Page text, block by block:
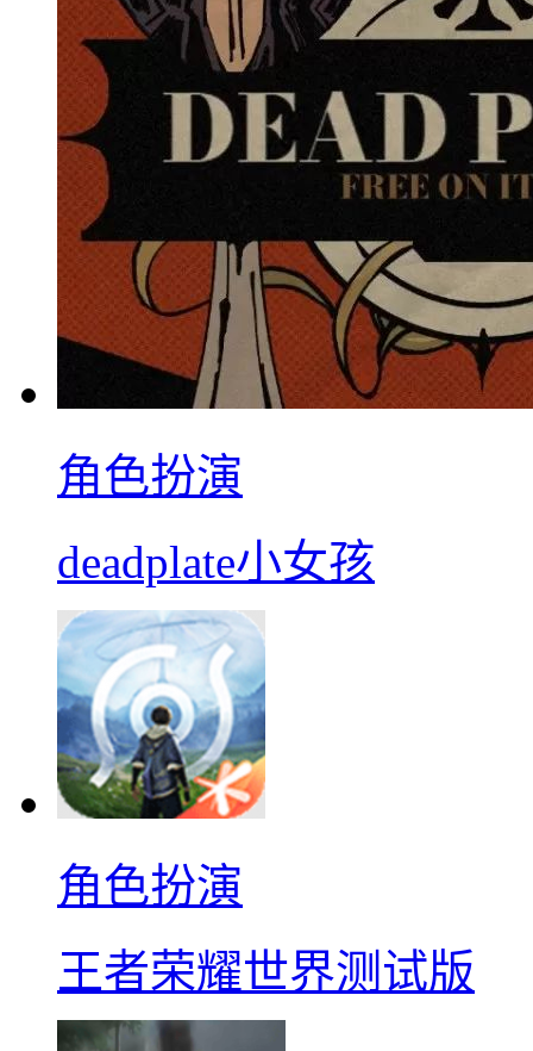
角色扮演
deadplate小女孩
角色扮演
王者荣耀世界测试版